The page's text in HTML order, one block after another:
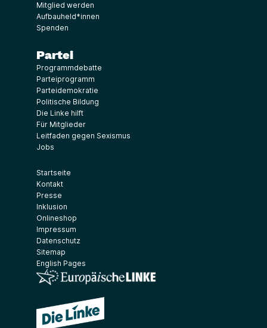
Mitglied werden
Aufbauheld*innen
Spenden
Partei
Programmdebatte
Parteiprogramm
Parteidemokratie
Politische Bildung
Die Linke hilft
Für Mitglieder
Leitfaden gegen Sexismus
Jobs
Startseite
Kontakt
Presse
Inklusion
Onlineshop
Impressum
Datenschutz
Sitemap
English Pages
(Link öffnet ein neues Fenster)